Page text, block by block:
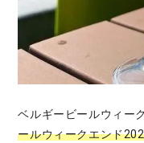
ベルギービールウィー
ールウィークエンド